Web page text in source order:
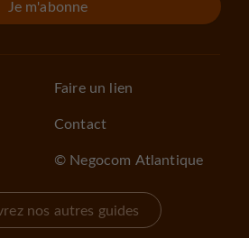
Je m'abonne
Faire un lien
Contact
© Negocom Atlantique
nos autres guides